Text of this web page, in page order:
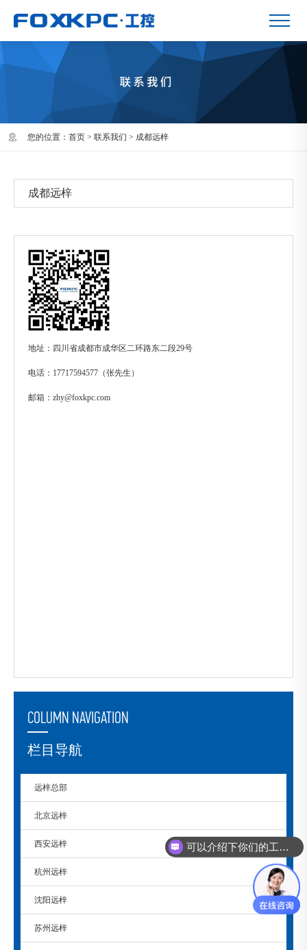
您的位置： 首页 > 联系我们 > 成都远梓
成都远梓
地址：四川省成都市成华区二环路东二段29号
电话：17717594577（张先生）
邮箱：zhy@foxkpc.com
COLUMN NAVIGATION
栏目导航
远梓总部
北京远梓
西安远梓
杭州远梓
沈阳远梓
苏州远梓
可以介绍下你们的工控机么？